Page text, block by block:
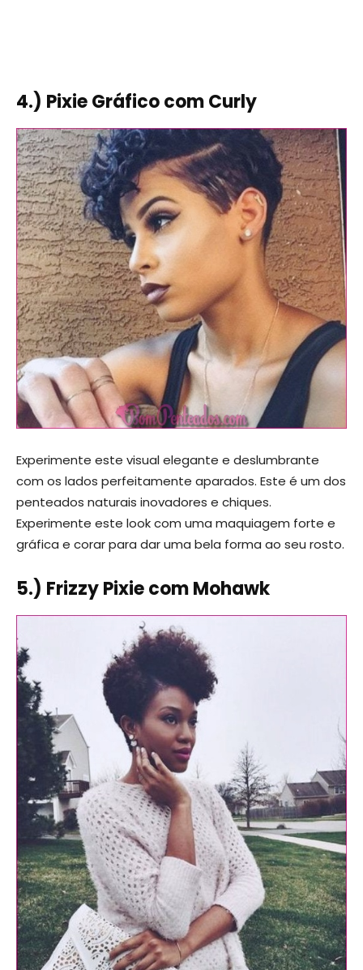
4.) Pixie Gráfico com Curly
Experimente este visual elegante e deslumbrante
com os lados perfeitamente aparados. Este é um dos
penteados naturais inovadores e chiques.
Experimente este look com uma maquiagem forte e
gráfica e corar para dar uma bela forma ao seu rosto.
5.) Frizzy Pixie com Mohawk